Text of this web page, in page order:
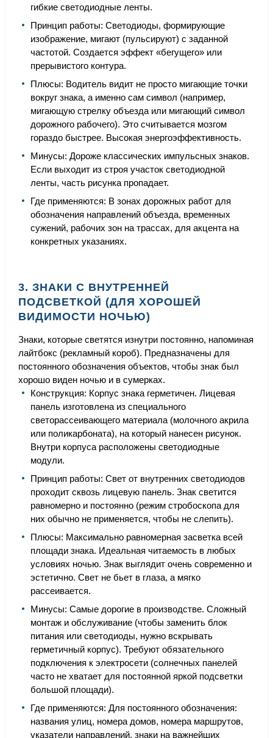
гибкие светодиодные ленты.
Принцип работы: Светодиоды, формирующие
изображение, мигают (пульсируют) с заданной
частотой. Создается эффект «бегущего» или
прерывистого контура.
Плюсы: Водитель видит не просто мигающие точки
вокруг знака, а именно сам символ (например,
мигающую стрелку объезда или мигающий символ
дорожного рабочего). Это считывается мозгом
гораздо быстрее. Высокая энергоэффективность.
Минусы: Дороже классических импульсных знаков.
Если выходит из строя участок светодиодной
ленты, часть рисунка пропадает.
Где применяются: В зонах дорожных работ для
обозначения направлений объезда, временных
сужений, рабочих зон на трассах, для акцента на
конкретных указаниях.
3. ЗНАКИ С ВНУТРЕННЕЙ
ПОДСВЕТКОЙ (ДЛЯ ХОРОШЕЙ
ВИДИМОСТИ НОЧЬЮ)
Знаки, которые светятся изнутри постоянно, напоминая
лайтбокс (рекламный короб). Предназначены для
постоянного обозначения объектов, чтобы знак был
хорошо виден ночью и в сумерках.
Конструкция: Корпус знака герметичен. Лицевая
панель изготовлена из специального
светорассеивающего материала (молочного акрила
или поликарбоната), на который нанесен рисунок.
Внутри корпуса расположены светодиодные
модули.
Принцип работы: Свет от внутренних светодиодов
проходит сквозь лицевую панель. Знак светится
равномерно и постоянно (режим стробоскопа для
них обычно не применяется, чтобы не слепить).
Плюсы: Максимально равномерная засветка всей
площади знака. Идеальная читаемость в любых
условиях ночью. Знак выглядит очень современно и
эстетично. Свет не бьет в глаза, а мягко
рассеивается.
Минусы: Самые дорогие в производстве. Сложный
монтаж и обслуживание (чтобы заменить блок
питания или светодиоды, нужно вскрывать
герметичный корпус). Требуют обязательного
подключения к электросети (солнечных панелей
часто не хватает для постоянной яркой подсветки
большой площади).
Где применяются: Для постоянного обозначения:
названия улиц, номера домов, номера маршрутов,
указатели направлений, знаки на важнейших